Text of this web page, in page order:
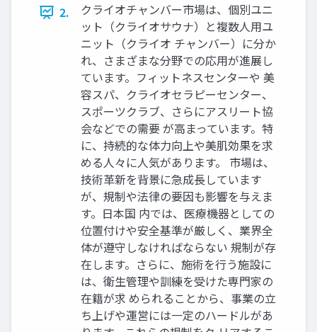
2.
クライオチャンバー市場は、個別ユニ
ット（クライオサウナ）と複数人用ユ
ニット（クライオ チャンバー）に分か
れ、さまざまな分野での応用が進展し
ています。フィットネスセンターや 美
容スパ、クライオセラピーセンター、
スポーツクラブ、さらにアスリート協
会などでの需要 が高まっています。特
に、持続的な体力向上や美肌効果を求
める人々に人気があります。 市場は、
技術革新を背景に急成長しています
が、規制や法律の要因も影響を与えま
す。日本国 内では、医療機器としての
位置付けや安全基準が厳しく、業界全
体が遵守しなければならない 規制が存
在します。さらに、施術を行う施設に
は、衛生管理や訓練を受けた専門家の
在籍が求 められることから、事業の立
ち上げや運営には一定のハードルがあ